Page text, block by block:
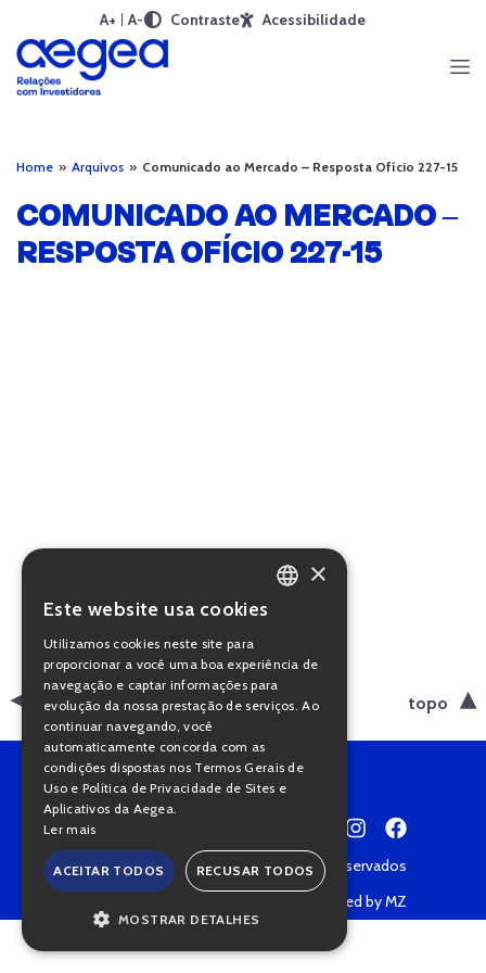
A+ A- Contraste Acessibilidade
Home » Arquivos » Comunicado ao Mercado – Resposta Ofício 227-15
COMUNICADO AO MERCADO –
RESPOSTA OFÍCIO 227-15
voltar topo
Copyright © 2022 • Todos os direitos reservados
Powered by MZ
PORTUGUESE
×
Este website usa cookies
Utilizamos cookies neste site para
proporcionar a você uma boa experiência de
navegação e captar informações para
evolução da nossa prestação de serviços. Ao
continuar navegando, você
automaticamente concorda com as
condições dispostas nos Termos Gerais de
Uso e Política de Privacidade de Sites e
Aplicativos da Aegea.
Ler mais
ACEITAR TODOS RECUSAR TODOS
MOSTRAR DETALHES